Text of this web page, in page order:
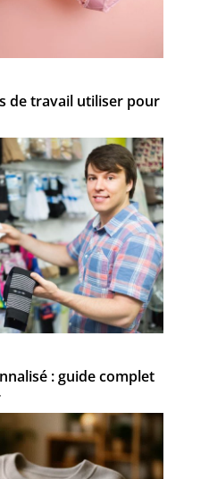
de travail utiliser pour
: guide complet